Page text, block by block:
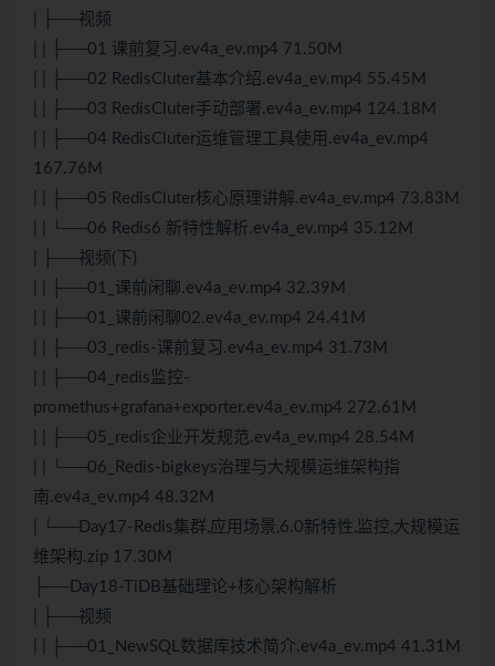
| ├──视频
| | ├──01 课前复习.ev4a_ev.mp4 71.50M
| | ├──02 RedisCluter基本介绍.ev4a_ev.mp4 55.45M
| | ├──03 RedisCluter手动部署.ev4a_ev.mp4 124.18M
| | ├──04 RedisCluter运维管理工具使用.ev4a_ev.mp4
167.76M
| | ├──05 RedisCluter核心原理讲解.ev4a_ev.mp4 73.83M
| | └──06 Redis6 新特性解析.ev4a_ev.mp4 35.12M
| ├──视频(下)
| | ├──01_课前闲聊.ev4a_ev.mp4 32.39M
| | ├──01_课前闲聊02.ev4a_ev.mp4 24.41M
| | ├──03_redis-课前复习.ev4a_ev.mp4 31.73M
| | ├──04_redis监控-
promethus+grafana+exporter.ev4a_ev.mp4 272.61M
| | ├──05_redis企业开发规范.ev4a_ev.mp4 28.54M
| | └──06_Redis-bigkeys治理与大规模运维架构指
南.ev4a_ev.mp4 48.32M
| └──Day17-Redis集群,应用场景,6.0新特性,监控,大规模运
维架构.zip 17.30M
├──Day18-TiDB基础理论+核心架构解析
| ├──视频
| | ├──01_NewSQL数据库技术简介.ev4a_ev.mp4 41.31M